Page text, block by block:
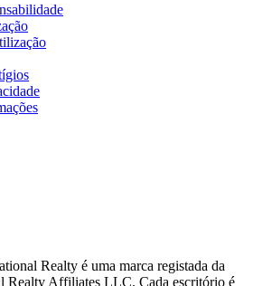
Realty é uma marca registada da
Realty Affiliates LLC. Cada escritório é